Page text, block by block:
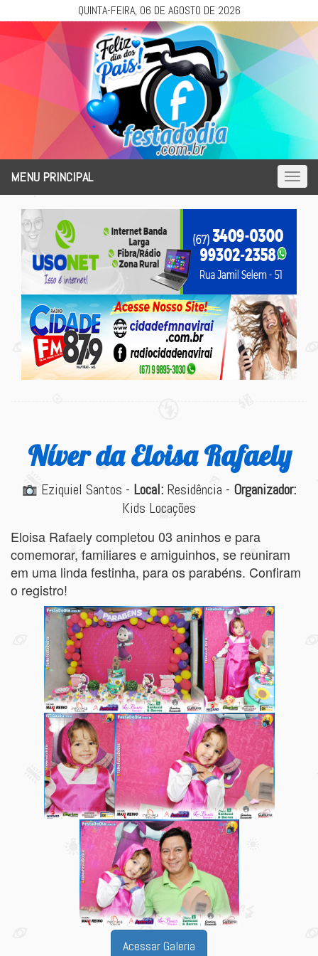
QUINTA-FEIRA, 06 DE AGOSTO DE 2026
Toggle
MENU PRINCIPAL
Níver da Eloisa Rafaely
Eziquiel Santos - Local: Residência - Organizador:
Kids Locações
Eloisa Rafaely completou 03 aninhos e para
comemorar, familiares e amiguinhos, se reuniram
em uma linda festinha, para os parabéns. Confiram
o registro!
Acessar Galeria